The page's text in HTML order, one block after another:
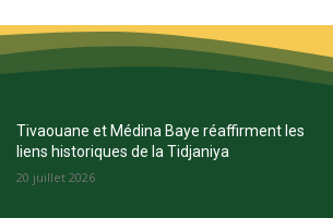
Tivaouane et Médina Baye réaffirment les
liens historiques de la Tidjaniya
20 juillet 2026